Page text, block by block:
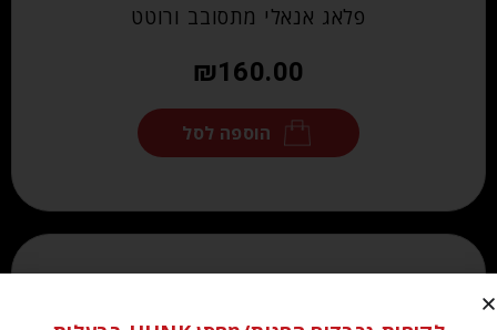
פלאג אנאלי מתסובב ורוטט
₪160.00
הוספה לסל